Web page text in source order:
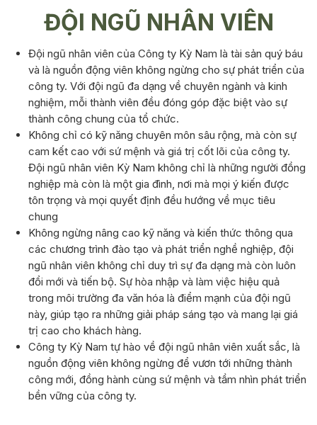
ĐỘI NGŨ NHÂN VIÊN
Đội ngũ nhân viên của Công ty Kỳ Nam là tài sản quý báu
và là nguồn động viên không ngừng cho sự phát triển của
công ty. Với đội ngũ đa dạng về chuyên ngành và kinh
nghiệm, mỗi thành viên đều đóng góp đặc biệt vào sự
thành công chung của tổ chức.
Không chỉ có kỹ năng chuyên môn sâu rộng, mà còn sự
cam kết cao với sứ mệnh và giá trị cốt lõi của công ty.
Đội ngũ nhân viên Kỳ Nam không chỉ là những người đồng
nghiệp mà còn là một gia đình, nơi mà mọi ý kiến được
tôn trọng và mọi quyết định đều hướng về mục tiêu
chung
Không ngừng nâng cao kỹ năng và kiến thức thông qua
các chương trình đào tạo và phát triển nghề nghiệp, đội
ngũ nhân viên không chỉ duy trì sự đa dạng mà còn luôn
đổi mới và tiến bộ. Sự hòa nhập và làm việc hiệu quả
trong môi trường đa văn hóa là điểm mạnh của đội ngũ
này, giúp tạo ra những giải pháp sáng tạo và mang lại giá
trị cao cho khách hàng.
Công ty Kỳ Nam tự hào về đội ngũ nhân viên xuất sắc, là
nguồn động viên không ngừng để vươn tới những thành
công mới, đồng hành cùng sứ mệnh và tầm nhìn phát triển
bền vững của công ty.